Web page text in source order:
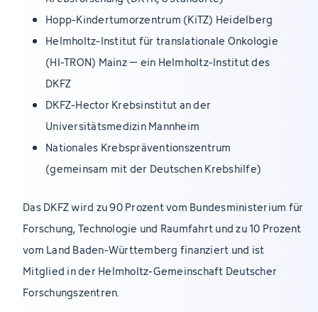
Hopp-Kindertumorzentrum (KiTZ) Heidelberg
Helmholtz-Institut für translationale Onkologie
(HI-TRON) Mainz – ein Helmholtz-Institut des
DKFZ
DKFZ-Hector Krebsinstitut an der
Universitätsmedizin Mannheim
Nationales Krebspräventionszentrum
(gemeinsam mit der Deutschen Krebshilfe)
Das DKFZ wird zu 90 Prozent vom Bundesministerium für
Forschung, Technologie und Raumfahrt und zu 10 Prozent
vom Land Baden-Württemberg finanziert und ist
Mitglied in der Helmholtz-Gemeinschaft Deutscher
Forschungszentren.